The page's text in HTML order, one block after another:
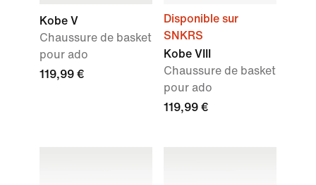
Kobe V
Chaussure de basket
pour ado
119,99 €
Disponible sur
SNKRS
Kobe VIII
Chaussure de basket
pour ado
119,99 €